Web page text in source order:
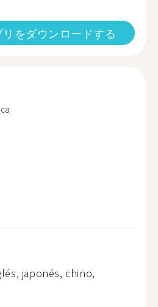
リをダウンロードする
japonés, chino,